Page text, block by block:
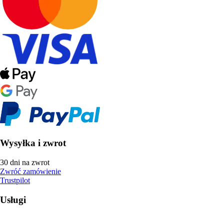
Wysyłka i zwrot
30 dni na zwrot
Zwróć zamówienie
Trustpilot
Usługi